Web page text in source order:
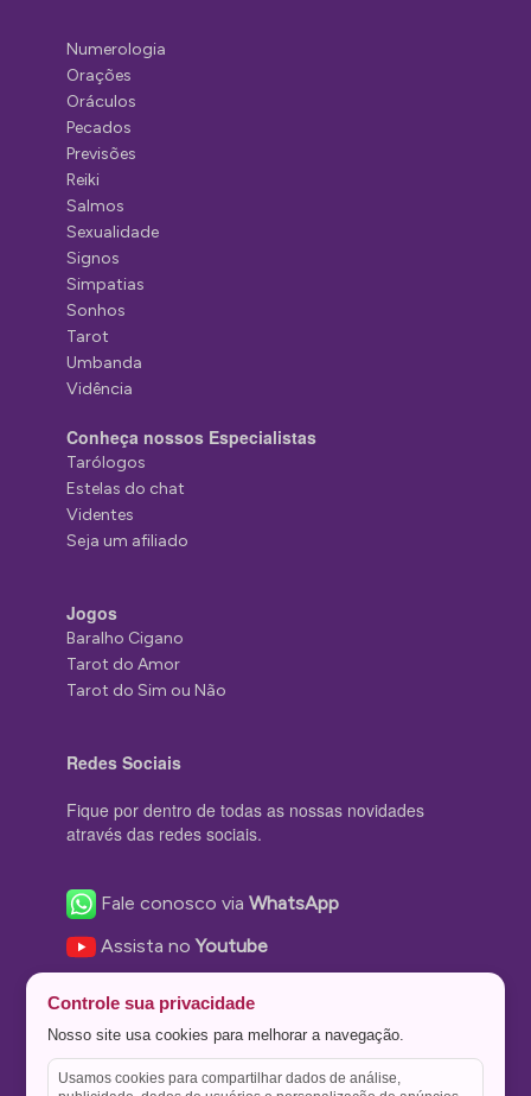
Numerologia
Orações
Oráculos
Pecados
Previsões
Reiki
Salmos
Sexualidade
Signos
Simpatias
Sonhos
Tarot
Umbanda
Vidência
Conheça nossos Especialistas
Tarólogos
Estelas do chat
Videntes
Seja um afiliado
Jogos
Baralho Cigano
Tarot do Amor
Tarot do Sim ou Não
Redes Sociais
Fique por dentro de todas as nossas novidades
através das redes sociais.
Fale conosco viaWhatsApp
Assista noYoutube
Nos siga no Instagram
Nos siga noTwitter
Controle sua privacidade
Nosso site usa cookies para melhorar a navegação.
Usamos cookies para compartilhar dados de análise,